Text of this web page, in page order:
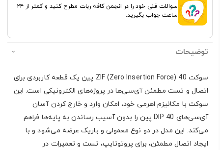
سوالات فنی خود را در انجمن کافه ربات مطرح کنید و کمتر از ۲۴
ساعت جواب بگیرید.
توضیحات
سوکت ZIF (Zero Insertion Force) 40 پین یک قطعه کاربردی برای
اتصال و تست مطمئن آی‌سی‌ها در پروژه‌های الکترونیکی است. این
سوکت با مکانیزم اهرمی خود، امکان وارد و خارج کردن آسان
آی‌سی‌های DIP 40 پین را بدون آسیب رساندن به پایه‌ها فراهم
می‌کند. این مدل در دو نوع معمولی و باریک عرضه می‌شود و با
ایجاد اتصال مطمئن، برای پروتوتایپ، تست و تعمیرات در